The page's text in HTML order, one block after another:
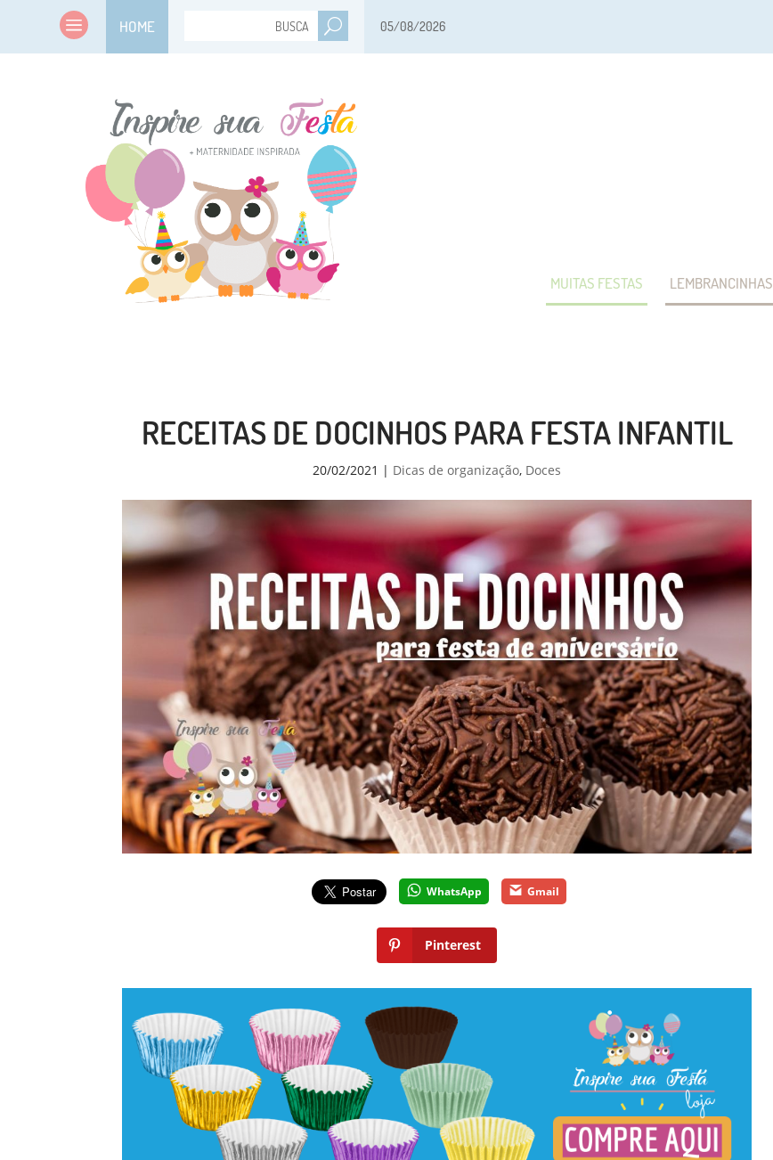
HOME 05/08/2026
MUITAS FESTAS LEMBRANCINHAS
RECEITAS DE DOCINHOS PARA FESTA INFANTIL
20/02/2021 | Dicas de organização, Doces
WhatsApp Gmail
Pinterest